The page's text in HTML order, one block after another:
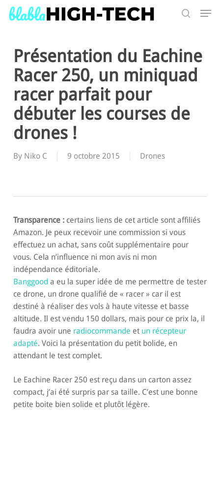
Skip
Présentation du Eachine
Racer 250, un miniquad
racer parfait pour
débuter les courses de
drones !
By Niko C 9 octobre 2015 Drones
Transparence :certains liens de cet article sont affiliés
Amazon. Je peux recevoir une commission si vous
effectuez un achat, sans coût supplémentaire pour
vous. Cela n’influence ni mon avis ni mon
indépendance éditoriale.
Banggood a eu la super idée de me permettre de tester
ce drone, un drone qualifié de « racer » car il est
destiné à réaliser des vols à haute vitesse et basse
altitude. Il est vendu 150 dollars, mais pour ce prix la, il
faudra avoir une radiocommande et un récepteur
adapté. Voici la présentation du petit bolide, en
attendant le test complet.
Le Eachine Racer 250 est reçu dans un carton assez
compact, j’ai été surpris par sa taille. C’est une bonne
petite boite bien solide et plutôt légère.